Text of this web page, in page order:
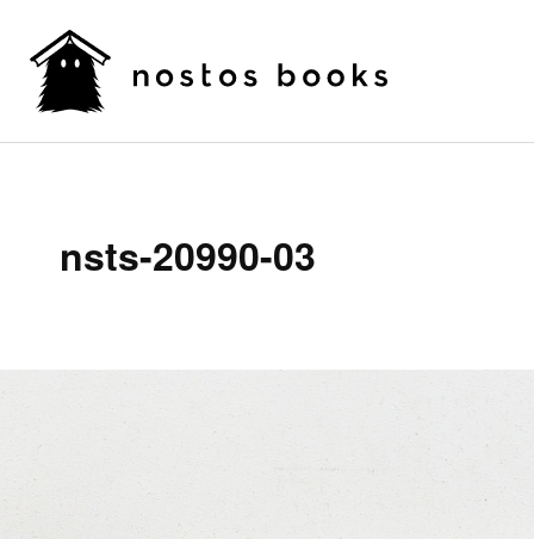
nsts-20990-03